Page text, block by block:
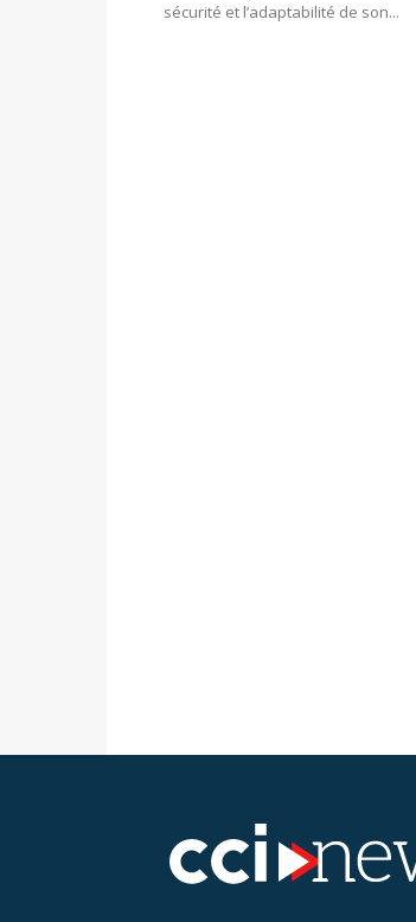
sécurité et l’adaptabilité de son...